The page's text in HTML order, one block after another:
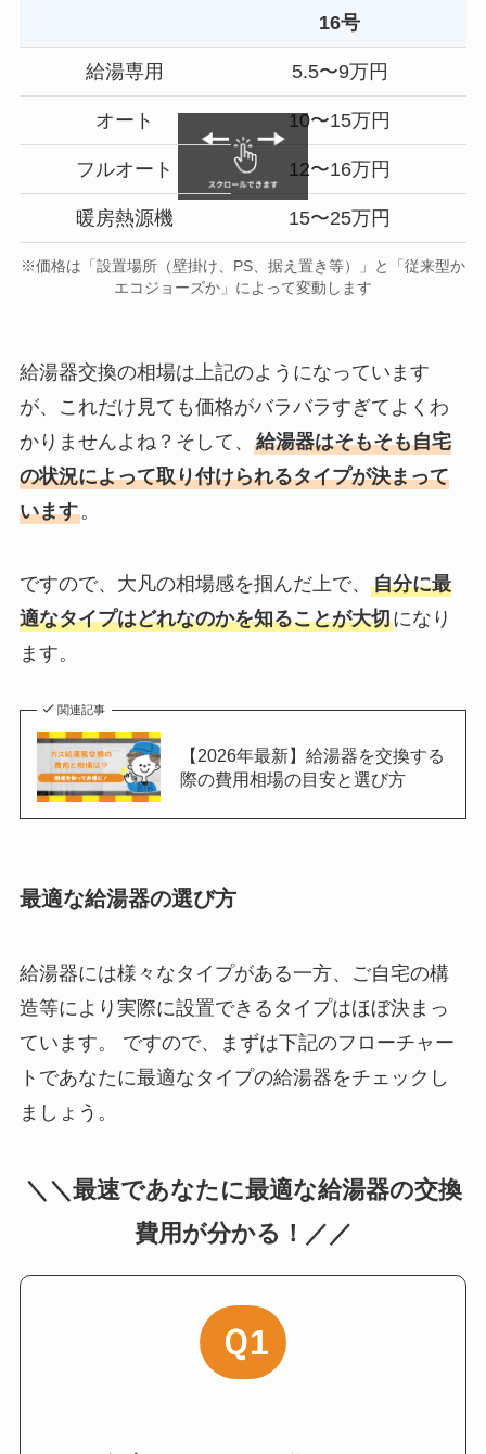
16号
給湯専用 5.5〜9万円
オート 10〜15万円
フルオート 12〜16万円
暖房熱源機 15〜25万円
※価格は「設置場所（壁掛け、PS、据え置き等）」と「従来型か
エコジョーズか」によって変動します
給湯器交換の相場は上記のようになっています
が、これだけ見ても価格がバラバラすぎてよくわ
かりませんよね？そして、 給湯器はそもそも自宅
の状況によって取り付けられるタイプが決まって
います。
ですので、大凡の相場感を掴んだ上で、 自分に最
適なタイプはどれなのかを知ることが大切になり
ます。
関連記事
【2026年最新】給湯器を交換する
際の費用相場の目安と選び方
最適な給湯器の選び方
給湯器には様々なタイプがある一方、ご自宅の構
造等により実際に設置できるタイプはほぼ決まっ
ています。 ですので、まずは下記のフローチャー
トであなたに最適なタイプの給湯器をチェックし
ましょう。
＼＼最速であなたに最適な給湯器の交換
費用が分かる！／／
Ｑ1